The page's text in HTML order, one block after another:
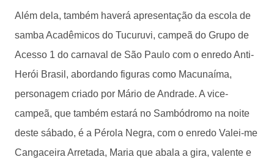
Além dela, também haverá apresentação da escola de
samba Acadêmicos do Tucuruvi, campeã do Grupo de
Acesso 1 do carnaval de São Paulo com o enredo Anti-
Herói Brasil, abordando figuras como Macunaíma,
personagem criado por Mário de Andrade. A vice-
campeã, que também estará no Sambódromo na noite
deste sábado, é a Pérola Negra, com o enredo Valei-me
Cangaceira Arretada, Maria que abala a gira, valente e